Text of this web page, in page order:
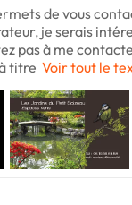
de vous
je serais
pas à me
titre Voir tout le